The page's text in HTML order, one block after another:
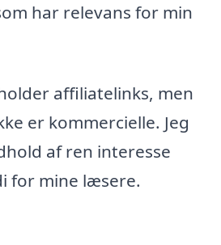
har relevans for min
affiliatelinks, men
er kommercielle. Jeg
af ren interesse
for mine læsere.